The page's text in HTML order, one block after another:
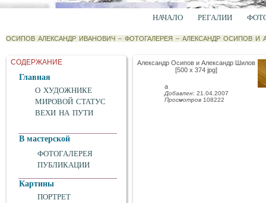
НАЧАЛО РЕГАЛИИ
ОСИПОВ АЛЕКСАНДР ИВАНОВИЧ – ФОТОГАЛЕРЕЯ – АЛЕКСАНДР ОСИПОВ И
СОДЕРЖАНИЕ
Главная
О ХУДОЖНИКЕ
МИРОВОЙ СТАТУС
ВЕХИ НА ПУТИ
В мастерской
ФОТОГАЛЕРЕЯ
ПУБЛИКАЦИИ
Картины
ПОРТРЕТ
Александр Осипов и Александр Шилов
[500 x 374 jpg]
a
Добавлен: 21.04.2007
Просмотров108222